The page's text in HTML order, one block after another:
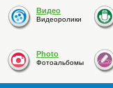
Видео
Видеоролики
Photo
Фотоальбомы